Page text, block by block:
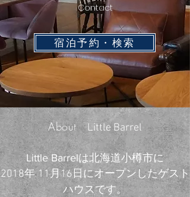
Contact
宿泊予約・検索
About Little Barrel
Little Barrelは北海道小樽市に
2018年11月16日にオープンしたゲスト
ハウスです。